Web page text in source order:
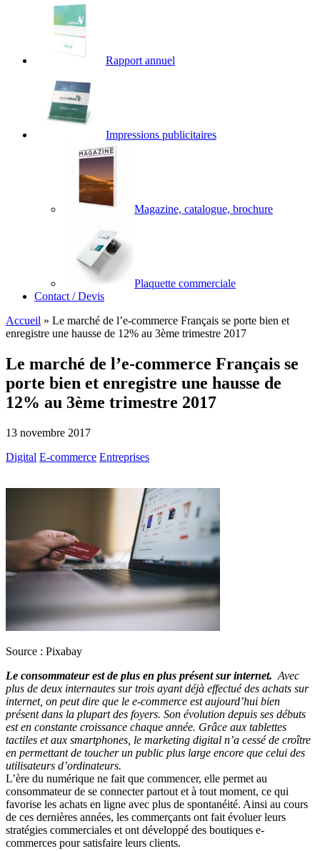
Rapport annuel
Impressions publicitaires
Magazine, catalogue, brochure
Plaquette commerciale
Contact / Devis
Accueil » Le marché de l’e-commerce Français se porte bien et
enregistre une hausse de 12% au 3ème trimestre 2017
Le marché de l’e-commerce Français se
porte bien et enregistre une hausse de
12% au 3ème trimestre 2017
13 novembre 2017
Digital E-commerce Entreprises
Source : Pixabay
Le consommateur est de plus en plus présent sur internet. Avec
plus de deux internautes sur trois ayant déjà effectué des achats sur
internet, on peut dire que le e-commerce est aujourd’hui bien
présent dans la plupart des foyers. Son évolution depuis ses débuts
est en constante croissance chaque année. Grâce aux tablettes
tactiles et aux smartphones, le marketing digital n’a cessé de croître
en permettant de toucher un public plus large encore que celui des
utilisateurs d’ordinateurs.
L’ère du numérique ne fait que commencer, elle permet au
consommateur de se connecter partout et à tout moment, ce qui
favorise les achats en ligne avec plus de spontanéité. Ainsi au cours
de ces dernières années, les commerçants ont fait évoluer leurs
stratégies commerciales et ont développé des boutiques e-
commerces pour satisfaire leurs clients.